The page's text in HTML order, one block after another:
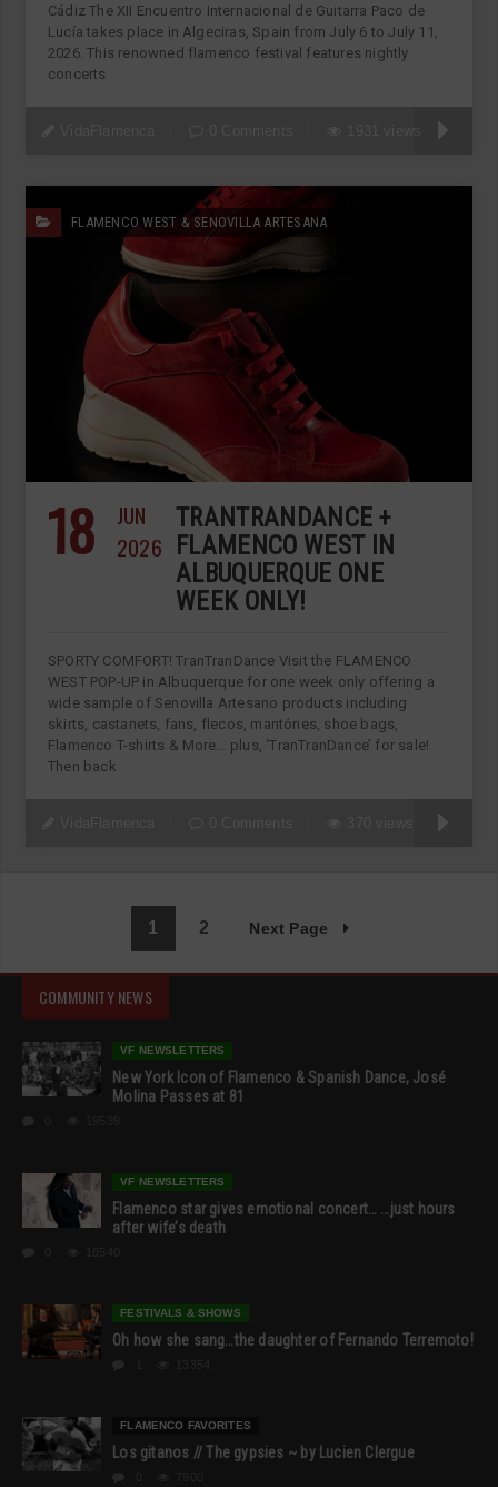
Cádiz The XII Encuentro Internacional de Guitarra Paco de
Lucía takes place in Algeciras, Spain from July 6 to July 11,
2026. This renowned flamenco festival features nightly
concerts
FLAMENCO WEST & SENOVILLA ARTESANA
18
JUN
2026
TRANTRANDANCE +
FLAMENCO WEST IN
ALBUQUERQUE ONE
WEEK ONLY!
SPORTY COMFORT! TranTranDance Visit the FLAMENCO
WEST POP-UP in Albuquerque for one week only offering a
wide sample of Senovilla Artesano products including
skirts, castanets, fans, flecos, mantónes, shoe bags,
Flamenco T-shirts & More… plus, ‘TranTranDance’ for sale!
Then back
1 2 Next Page
COMMUNITY NEWS
VF NEWSLETTERS
New York Icon of Flamenco & Spanish Dance, José
Molina Passes at 81
VF NEWSLETTERS
Flamenco star gives emotional concert… …just hours
after wife’s death
FESTIVALS & SHOWS
Oh how she sang…the daughter of Fernando Terremoto!
FLAMENCO FAVORITES
Los gitanos // The gypsies ~ by Lucien Clergue